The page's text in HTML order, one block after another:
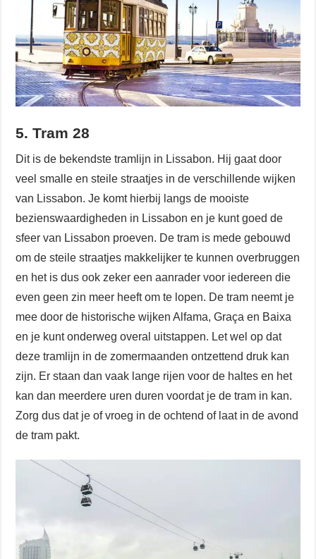
5. Tram 28
Dit is de bekendste tramlijn in Lissabon. Hij gaat door
veel smalle en steile straatjes in de verschillende wijken
van Lissabon. Je komt hierbij langs de mooiste
bezienswaardigheden in Lissabon en je kunt goed de
sfeer van Lissabon proeven. De tram is mede gebouwd
om de steile straatjes makkelijker te kunnen overbruggen
en het is dus ook zeker een aanrader voor iedereen die
even geen zin meer heeft om te lopen. De tram neemt je
mee door de historische wijken Alfama, Graça en Baixa
en je kunt onderweg overal uitstappen. Let wel op dat
deze tramlijn in de zomermaanden ontzettend druk kan
zijn. Er staan dan vaak lange rijen voor de haltes en het
kan dan meerdere uren duren voordat je de tram in kan.
Zorg dus dat je of vroeg in de ochtend of laat in de avond
de tram pakt.